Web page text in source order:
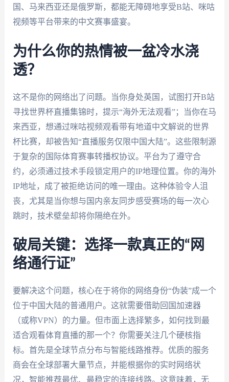
国、马来西亚还是俄罗斯，都能无障碍地享受B站、咪咕
视频等平台带来的中文赛事盛宴。
为什么你的热情被一盆冷水浇
透？
这不是你的网络出了问题。当你身处英国，试图打开B站
寻找世界杯直播集锦时，提示“海外无法观看”；当你在马
来西亚，想通过咪咕视频观看带有地道中文解说的世界
杯比赛，却被告知“直播服务仅限中国大陆”。这些限制源
于复杂的国际体育赛事转播权协议。平台为了遵守合
约，必须通过技术手段锁定用户的IP地理位置。你的海外
IP地址，成了被拒绝访问的唯一理由。这种体验令人沮
丧，尤其是当你想与国内亲友同步感受赛场的每一次心
跳时，技术壁垒却将你隔绝在外。
破局关键：选择一款真正的“网
络通行证”
要解决这个问题，核心在于将你的网络身份“伪装”成一个
位于中国大陆的普通用户。这就需要借助回国加速器
（或称VPN）的力量。但市面上选择繁多，如何找到最
适合观看体育直播的那一个？你需要关注几个硬核指
标。首先是全球节点分布与智能线路推荐。优质的服务
商会在全球部署大量节点，并能根据你的实时网络状
况，智能推荐最优、最稳定的连接线路。这意味着，无